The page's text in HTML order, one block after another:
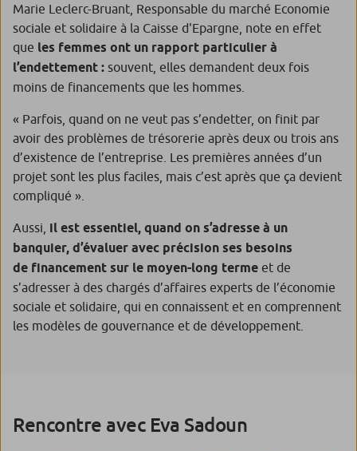
Marie Leclerc-Bruant, Responsable du marché Economie
sociale et solidaire à la Caisse d'Epargne, note en effet
que les femmes ont un rapport particulier à
l’endettement : souvent, elles demandent deux fois
moins de financements que les hommes.
« Parfois, quand on ne veut pas s’endetter, on finit par
avoir des problèmes de trésorerie après deux ou trois ans
d’existence de l’entreprise. Les premières années d’un
projet sont les plus faciles, mais c’est après que ça devient
compliqué ».
Aussi, il est essentiel, quand on s’adresse à un
banquier, d’évaluer avec précision ses besoins
de financement sur le moyen-long terme et de
s’adresser à des chargés d’affaires experts de l’économie
sociale et solidaire, qui en connaissent et en comprennent
les modèles de gouvernance et de développement.
Rencontre avec Eva Sadoun